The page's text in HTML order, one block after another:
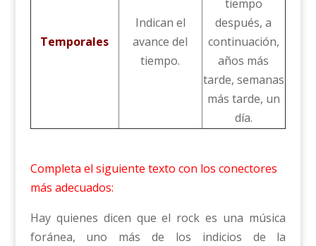
Temporales
Indican el
avance del
tiempo.
tiempo
después, a
continuación,
años más
tarde, semanas
más tarde, un
día.
Completa el siguiente texto con los conectores
más adecuados:
Hay quienes dicen que el rock es una música
foránea, uno más de los indicios de la